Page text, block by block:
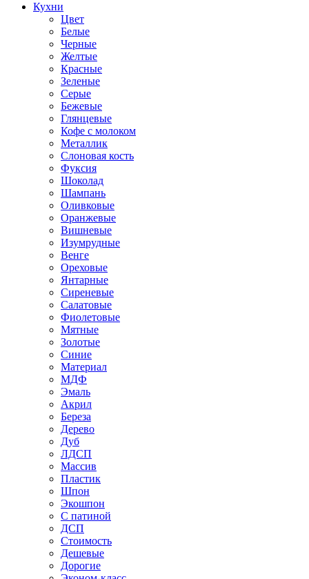
Кухни
Цвет
Белые
Черные
Желтые
Красные
Зеленые
Серые
Бежевые
Глянцевые
Кофе с молоком
Металлик
Слоновая кость
Фуксия
Шоколад
Шампань
Оливковые
Оранжевые
Вишневые
Изумрудные
Венге
Ореховые
Янтарные
Сиреневые
Салатовые
Фиолетовые
Мятные
Золотые
Синие
Материал
МДФ
Эмаль
Акрил
Береза
Дерево
Дуб
ЛДСП
Массив
Пластик
Шпон
Экошпон
С патиной
ДСП
Стоимость
Дешевые
Дорогие